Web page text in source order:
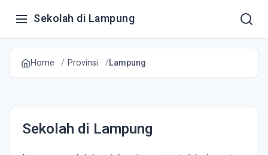
Sekolah di Lampung
Home Provinsi Lampung
Sekolah di Lampung